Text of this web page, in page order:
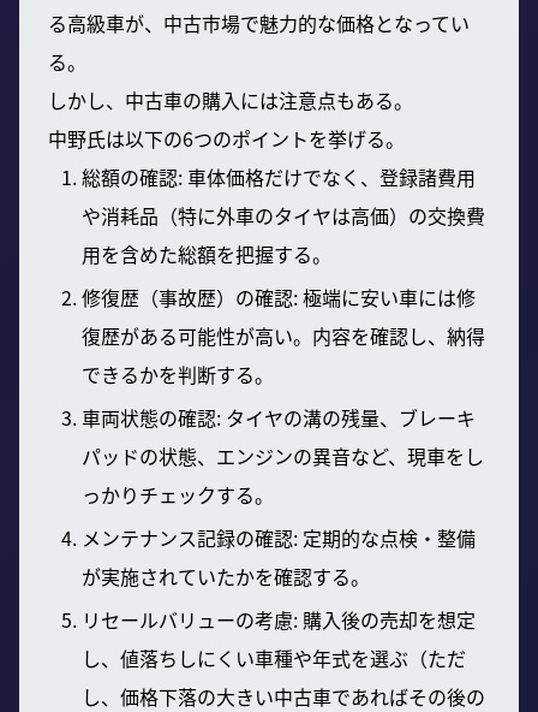
る高級車が、中古市場で魅力的な価格となってい
る。
しかし、中古車の購入には注意点もある。
中野氏は以下の6つのポイントを挙げる。
総額の確認: 車体価格だけでなく、登録諸費用
や消耗品（特に外車のタイヤは高価）の交換費
用を含めた総額を把握する。
修復歴（事故歴）の確認: 極端に安い車には修
復歴がある可能性が高い。内容を確認し、納得
できるかを判断する。
車両状態の確認: タイヤの溝の残量、ブレーキ
パッドの状態、エンジンの異音など、現車をし
っかりチェックする。
メンテナンス記録の確認: 定期的な点検・整備
が実施されていたかを確認する。
リセールバリューの考慮: 購入後の売却を想定
し、値落ちしにくい車種や年式を選ぶ（ただ
し、価格下落の大きい中古車であればその後の